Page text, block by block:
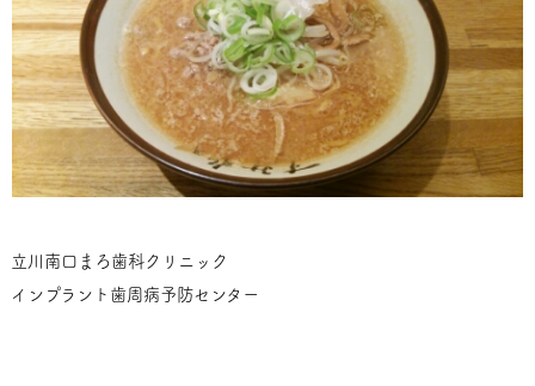
立川南口まろ歯科クリニック
インプラント歯周病予防センター